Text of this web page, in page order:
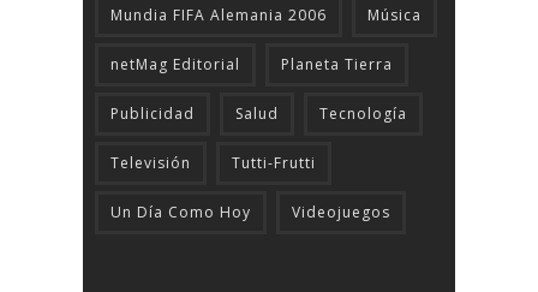
Mundia FIFA Alemania 2006 Música
netMag Editorial Planeta Tierra
Publicidad Salud Tecnologí­a
Televisión Tutti-Frutti
Un Día Como Hoy Videojuegos